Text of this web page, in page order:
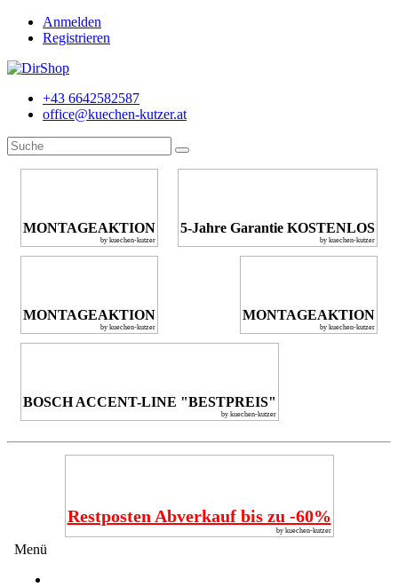
Anmelden
Registrieren
+43 6642582587
office@kuechen-kutzer.at
MONTAGEAKTION
by kuechen-kutzer
5-Jahre Garantie KOSTENLOS
by kuechen-kutzer
MONTAGEAKTION
by kuechen-kutzer
MONTAGEAKTION
by kuechen-kutzer
BOSCH ACCENT-LINE "BESTPREIS"
by kuechen-kutzer
Restposten Abverkauf bis zu -60%
by kuechen-kutzer
Menü